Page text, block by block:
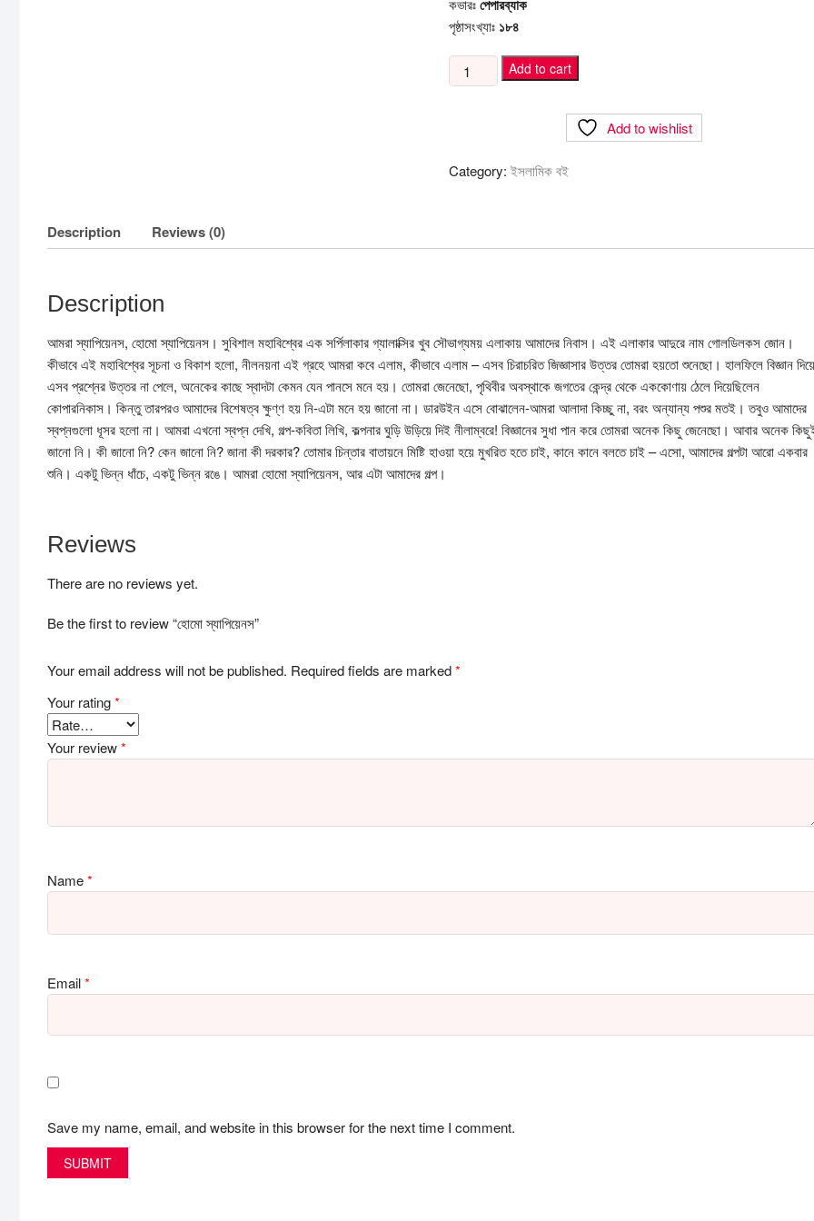
কভারঃপেপারব্যাক
পৃষ্ঠাসংখ্যাঃ ১৮৪
হোমো
স্যাপিয়েনস
Add to cart
Add to wishlist
Category: ইসলামিক বই
Description Reviews (0)
Description
আমরা স্যাপিয়েনস, হোমো স্যাপিয়েনস। সুবিশাল মহাবিশ্বের এক সর্পিলাকার গ্যালাক্সির খুব সৌভাগ্যময় এলাকায় আমাদের নিবাস। এই এলাকার আদুরে নাম গোলডিলকস জোন।
কীভাবে এই মহাবিশ্বের সূচনা ও বিকাশ হলো, নীলনয়না এই গ্রহে আমরা কবে এলাম, কীভাবে এলাম – এসব চিরাচরিত জিজ্ঞাসার উত্তর তোমরা হয়তো শুনেছো। হালফিলে বিজ্ঞান দিয়ে
এসব প্রশ্নের উত্তর না পেলে, অনেকের কাছে স্বাদটা কেমন যেন পানসে মনে হয়। তোমরা জেনেছো, পৃথিবীর অবস্থাকে জগতের কেন্দ্র থেকে এককোণায় ঠেলে দিয়েছিলেন
কোপারনিকাস। কিন্তু তারপরও আমাদের বিশেষত্ব ক্ষুণ্ণ হয় নি-এটা মনে হয় জানো না। ডারউইন এসে বোঝালেন-আমরা আলাদা কিচ্ছু না, বরং অন্যান্য পশুর মতই। তবুও আমাদের
স্বপ্নগুলো ধূসর হলো না। আমরা এখনো স্বপ্ন দেখি, গল্প-কবিতা লিখি, কল্পনার ঘুড়ি উড়িয়ে দিই নীলাম্বরে! বিজ্ঞানের সুধা পান করে তোমরা অনেক কিছু জেনেছো। আবার অনেক
জানো নি। কী জানো নি? কেন জানো নি? জানা কী দরকার? তোমার চিন্তার বাতায়নে মিষ্টি হাওয়া হয়ে মুখরিত হতে চাই, কানে কানে বলতে চাই – এসো, আমাদের গল্পটা আরো একবার
শুনি। একটু ভিন্ন ধাঁচে, একটু ভিন্ন রঙে। আমরা হোমো স্যাপিয়েনস, আর এটা আমাদের গল্প।
Reviews
There are no reviews yet.
Be the first to review “হোমো স্যাপিয়েনস”
Your email address will not be published. Required fields are marked*
Your rating*
Your review*
Name*
Email*
Save my name, email, and website in this browser for the next time I comment.